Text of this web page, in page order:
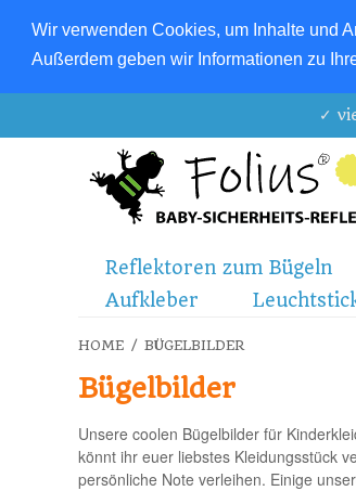
Wir verwenden Cookies, um Inhalte und
Außerdem geben wir Informationen zu
✓
Reflektoren zum Bügeln
Aufkleber
HOME / BÜGELBILDER
Bügelbilder
Unsere coolen Bügelbilder für
könnt ihr euer liebstes Kleidungsstück
persönliche Note verleihen. Einige